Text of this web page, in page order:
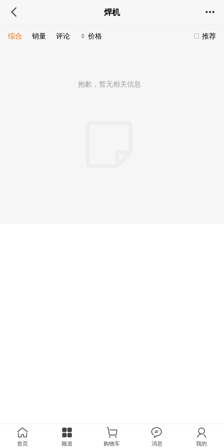
焊机
推荐
综合 销量 评论 价格
抱歉，暂无相关信息
首页 频道 购物车 消息 我的